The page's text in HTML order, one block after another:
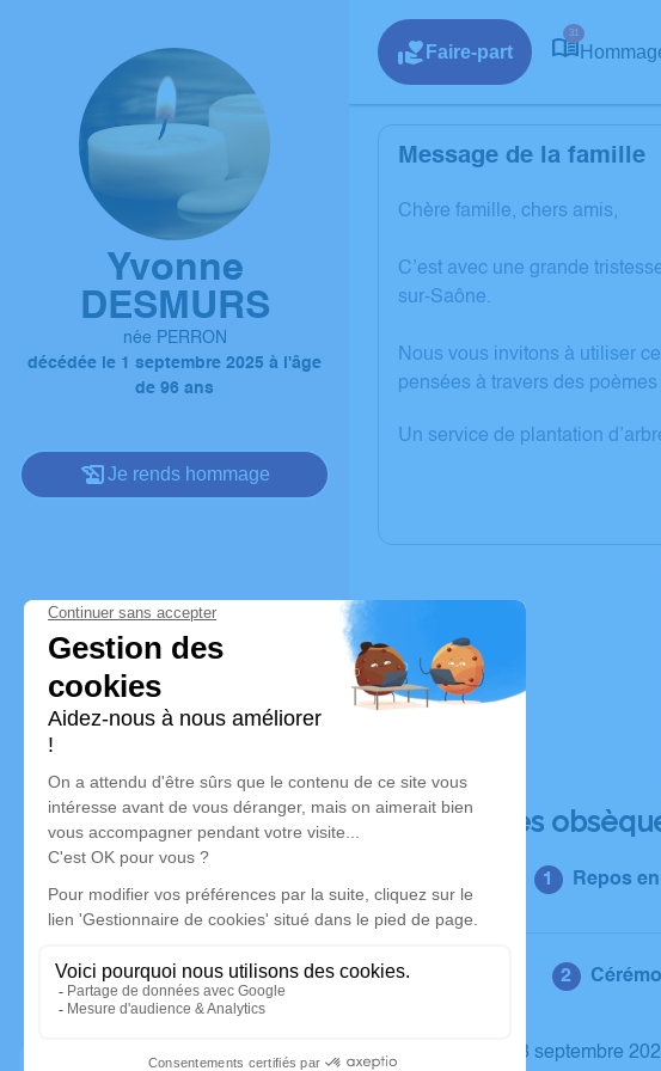
Yvonne
DESMURS
née PERRON
décédée le 1 septembre 2025 à l'âge
de 96 ans
Je rends hommage
Faire-part
31
Message de la famille
Chère famille, chers amis,
C’est avec une grande
sur-Saône.
Nous vous invitons à utiliser
pensées à travers des
Un service de plantation
Déroulé des
Repos
Le lundi 08 septembre